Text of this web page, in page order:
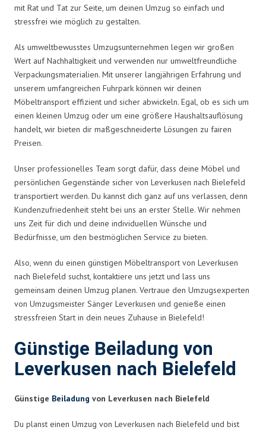
mit Rat und Tat zur Seite, um deinen Umzug so einfach und
stressfrei wie möglich zu gestalten.
Als umweltbewusstes Umzugsunternehmen legen wir großen
Wert auf Nachhaltigkeit und verwenden nur umweltfreundliche
Verpackungsmaterialien. Mit unserer langjährigen Erfahrung und
unserem umfangreichen Fuhrpark können wir deinen
Möbeltransport effizient und sicher abwickeln. Egal, ob es sich um
einen kleinen Umzug oder um eine größere Haushaltsauflösung
handelt, wir bieten dir maßgeschneiderte Lösungen zu fairen
Preisen.
Unser professionelles Team sorgt dafür, dass deine Möbel und
persönlichen Gegenstände sicher von Leverkusen nach Bielefeld
transportiert werden. Du kannst dich ganz auf uns verlassen, denn
Kundenzufriedenheit steht bei uns an erster Stelle. Wir nehmen
uns Zeit für dich und deine individuellen Wünsche und
Bedürfnisse, um den bestmöglichen Service zu bieten.
Also, wenn du einen günstigen Möbeltransport von Leverkusen
nach Bielefeld suchst, kontaktiere uns jetzt und lass uns
gemeinsam deinen Umzug planen. Vertraue den Umzugsexperten
von Umzugsmeister Sänger Leverkusen und genieße einen
stressfreien Start in dein neues Zuhause in Bielefeld!
Günstige Beiladung von
Leverkusen nach Bielefeld
Günstige Beiladung von Leverkusen nach Bielefeld
Du planst einen Umzug von Leverkusen nach Bielefeld und bist